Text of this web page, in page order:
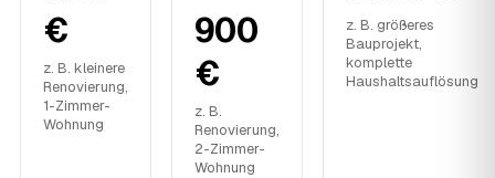
€
z. B. kleinere
Renovierung,
1-Zimmer-
Wohnung
900
€
z. B.
Renovierung,
2-Zimmer-
Wohnung
z. B. größeres
Bauprojekt,
komplette
Haushaltsauflösung